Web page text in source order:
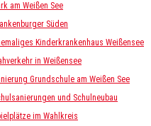
am Weißen See
Süden
Kinderkrankenhaus Weißensee
in Weißensee
Grundschule am Weißen See
und Schulneubau
im Wahlkreis